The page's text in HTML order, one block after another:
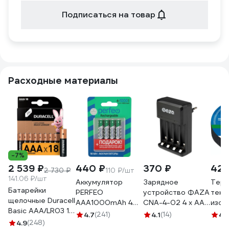
Подписаться на товар
Расходные материалы
-7%
2 539 ₽2 730 ₽
141.06 ₽/шт
Батарейки
щелочные Duracell
Basic ААA/LR03 18
шт. блистер
4.9(248)
440 ₽110 ₽/шт
Аккумулятор
PERFEO
AAA1000mAh 4
шт блистер бокс
4.7(241)
370 ₽
Зарядное
устройство ФАZА
CNA-4-02 4 х АА/
ААА, питание от
4.1(14) 4.8